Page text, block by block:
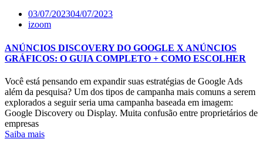
03/07/202304/07/2023
izoom
ANÚNCIOS DISCOVERY DO GOOGLE X ANÚNCIOS
GRÁFICOS: O GUIA COMPLETO + COMO ESCOLHER
Você está pensando em expandir suas estratégias de Google Ads
além da pesquisa? Um dos tipos de campanha mais comuns a serem
explorados a seguir seria uma campanha baseada em imagem:
Google Discovery ou Display. Muita confusão entre proprietários de
empresas
Saiba mais